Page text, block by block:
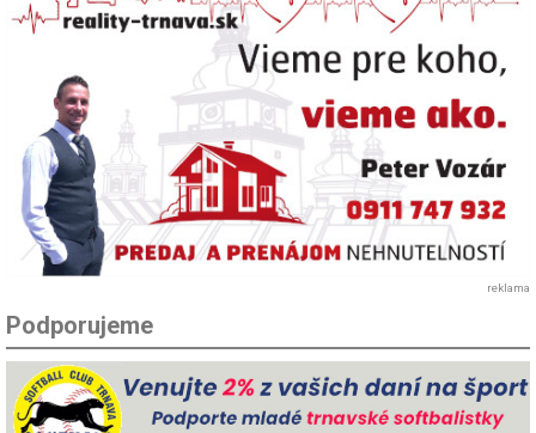
reklama
Podporujeme